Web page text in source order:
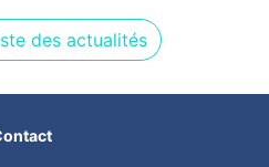
des actualités